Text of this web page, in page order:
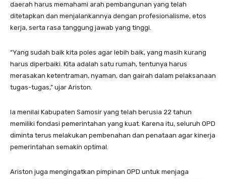
daerah harus memahami arah pembangunan yang telah
ditetapkan dan menjalankannya dengan profesionalisme, etos
kerja, serta rasa tanggung jawab yang tinggi.
“Yang sudah baik kita poles agar lebih baik, yang masih kurang
harus diperbaiki. Kita adalah satu rumah, tentunya harus
merasakan ketentraman, nyaman, dan gairah dalam pelaksanaan
tugas-tugas,” ujar Ariston.
Ia menilai Kabupaten Samosir yang telah berusia 22 tahun
memiliki fondasi pemerintahan yang kuat. Karena itu, seluruh OPD
diminta terus melakukan pembenahan dan penataan agar kinerja
pemerintahan semakin optimal.
Ariston juga mengingatkan pimpinan OPD untuk menjaga